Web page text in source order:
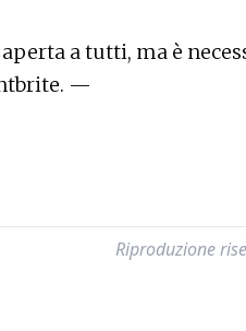
a tutti, ma è
—
Riproduzione